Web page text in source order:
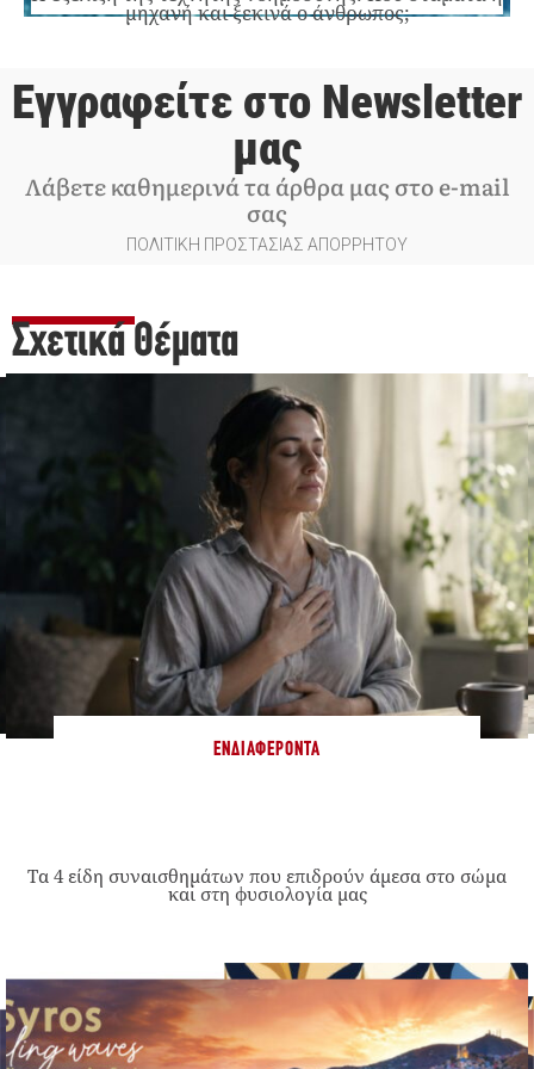
μηχανή και ξεκινά ο άνθρωπος;
Εγγραφείτε στο Newsletter
μας
Λάβετε καθημερινά τα άρθρα μας στο e-mail
σας
ΠΟΛΙΤΙΚΗ ΠΡΟΣΤΑΣΙΑΣ ΑΠΟΡΡΗΤΟΥ
Σχετικά Θέματα
ΕΝΔΙΑΦΈΡΟΝΤΑ
Τα 4 είδη συναισθημάτων που επιδρούν άμεσα στο σώμα
και στη φυσιολογία μας